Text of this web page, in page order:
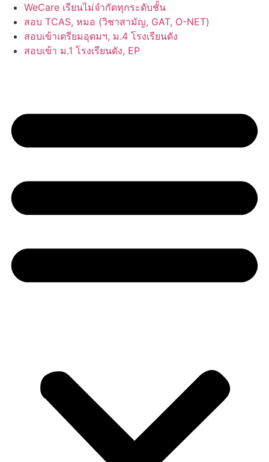
Skip
content
WeCare เรียนไม่จำกัดทุกระดับชั้น
สอบ TCAS, หมอ (วิชาสามัญ, GAT, O-NET)
สอบเข้าเตรียมอุดมฯ, ม.4 โรงเรียนดัง
สอบเข้า ม.1 โรงเรียนดัง, EP